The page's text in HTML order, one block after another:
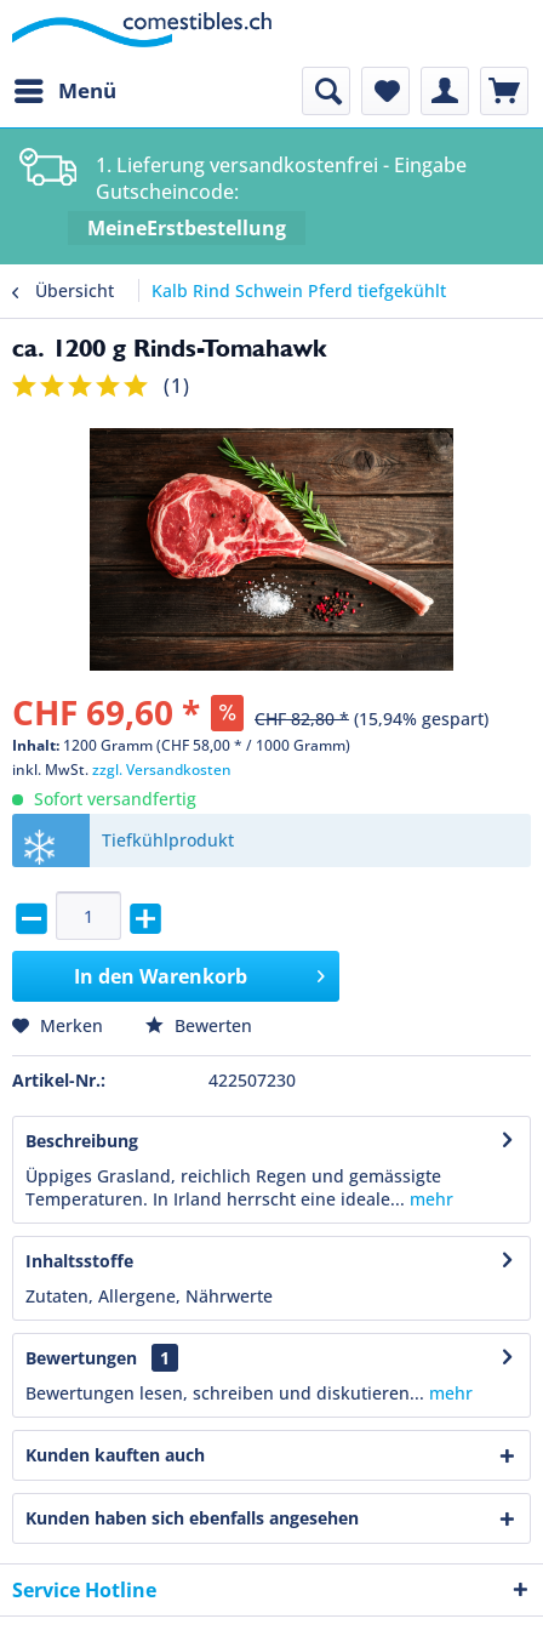
Menü
1. Lieferung versandkostenfrei - Eingabe
Gutscheincode:
MeineErstbestellung
Übersicht Kalb Rind Schwein Pferd tiefgekühlt
ca. 1200 g Rinds-Tomahawk
(1)
CHF 69,60 * CHF 82,80 * (15,94% gespart)
Inhalt: 1200 Gramm (CHF 58,00 * / 1000 Gramm)
inkl. MwSt.zzgl. Versandkosten
Sofort versandfertig
Tiefkühlprodukt
In den Warenkorb
Merken Bewerten
Artikel-Nr.: 422507230
Beschreibung
Üppiges Grasland, reichlich Regen und gemässigte
Temperaturen. In Irland herrscht eine ideale... mehr
Inhaltsstoffe
Zutaten, Allergene, Nährwerte
Bewertungen
1
Bewertungen lesen, schreiben und diskutieren... mehr
Kunden kauften auch
Kunden haben sich ebenfalls angesehen
Service Hotline